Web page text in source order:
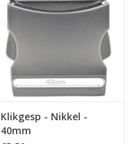
Klikgesp - Nikkel -
40mm